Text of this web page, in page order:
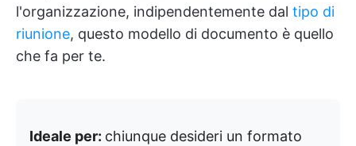
l'organizzazione, indipendentemente dal tipo di
riunione, questo modello di documento è quello
che fa per te.
Ideale per: chiunque desideri un formato